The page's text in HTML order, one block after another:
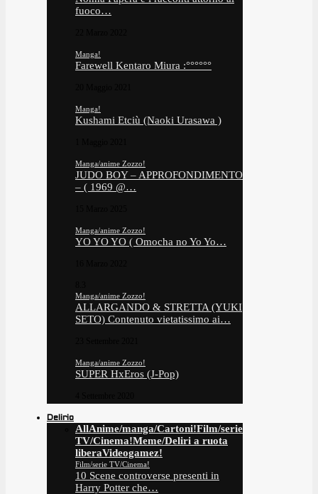
fuoco…
Manga!
Farewell Kentaro Miura :°°°°°°
Manga!
Kushami Etciù (Naoki Urasawa )
Manga/anime Zozzo!
JUDO BOY – APPROFONDIMENTO
– ( 1969 @…
Manga/anime Zozzo!
YO YO YO ( Omocha no Yo Yo…
Manga/anime Zozzo!
ALLARGANDO & STRETTA (YUKI
SETO) Contenuto vietatissimo ai…
Manga/anime Zozzo!
SUPER HxEros (J-Pop)
Delirio
AllAnime/manga/Cartoni!Film/serie
TV/Cinema!Meme/Deliri a ruota
liberaVideogamez!
Film/serie TV/Cinema!
10 Scene controverse presenti in
Harry Potter che…